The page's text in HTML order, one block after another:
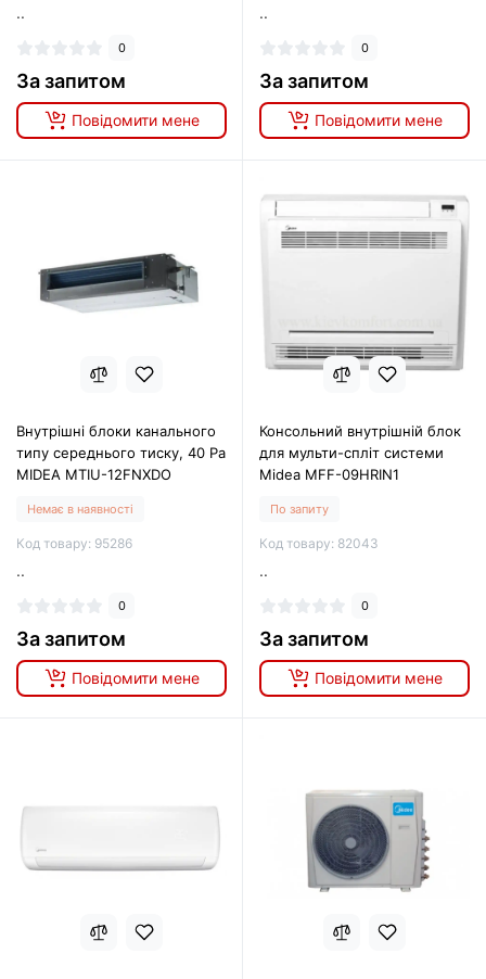
..
0
За запитом
Повідомити мене
..
0
За запитом
Повідомити мене
Внутрішні блоки канального
типу середнього тиску, 40 Ра
MIDEA MTIU-12FNXDO
Немає в наявності
Код товару: 95286
..
0
За запитом
Повідомити мене
Консольний внутрішній блок
для мульти-спліт системи
Midea MFF-09HRIN1
По запиту
Код товару: 82043
..
0
За запитом
Повідомити мене